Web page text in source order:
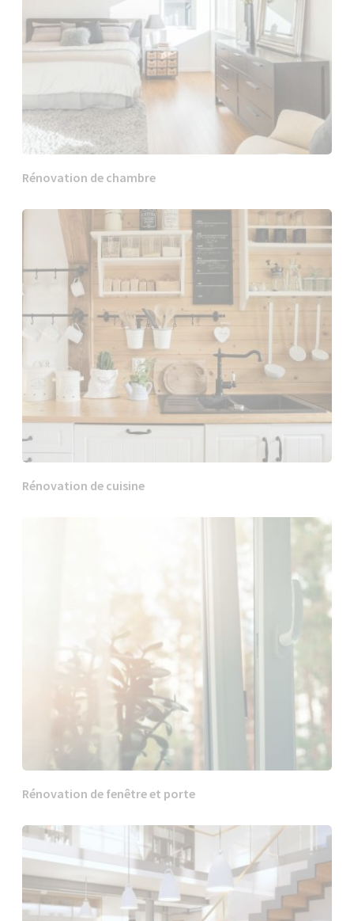
Rénovation de chambre
Rénovation de cuisine
Rénovation de fenêtre et porte